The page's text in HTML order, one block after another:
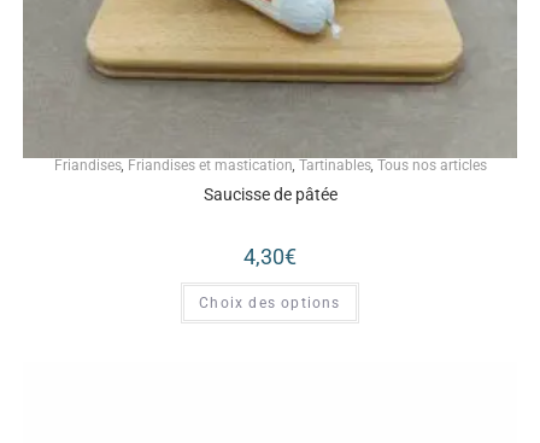
Friandises, Friandises et mastication, Tartinables, Tous nos articles
Saucisse de pâtée
4,30€
Choix des options